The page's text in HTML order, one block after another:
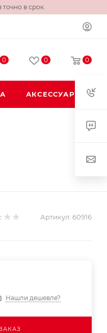
в срок.
0 0 0
АКСЕССУАРЫ
Артикул: 60916
Нашли дешевле?